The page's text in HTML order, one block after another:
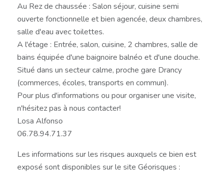
Au Rez de chaussée : Salon séjour, cuisine semi
ouverte fonctionnelle et bien agencée, deux chambres,
salle d'eau avec toilettes.
A l'étage : Entrée, salon, cuisine, 2 chambres, salle de
bains équipée d'une baignoire balnéo et d'une douche.
Situé dans un secteur calme, proche gare Drancy
(commerces, écoles, transports en commun).
Pour plus d'informations ou pour organiser une visite,
n'hésitez pas à nous contacter!
Losa Alfonso
06.78.94.71.37
Les informations sur les risques auxquels ce bien est
exposé sont disponibles sur le site Géorisques :